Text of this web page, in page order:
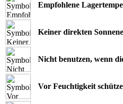
Empfohlene
Keiner direkten
Nicht benutzen, wenn
Vor Feuchtigkeit